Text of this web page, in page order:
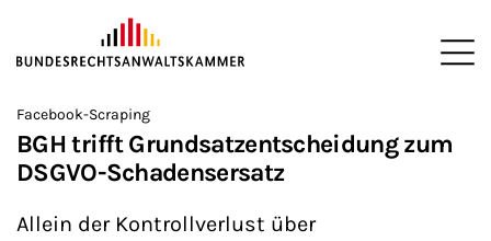
ZUM HAUPTINHALT SPRINGEN
Sie befinden sich hier:
>
Startseite
>
Newsroom
Facebook-Scraping
BGH trifft Grundsatzentscheidung zum
DSGVO-Schadensersatz
Allein der Kontrollverlust über